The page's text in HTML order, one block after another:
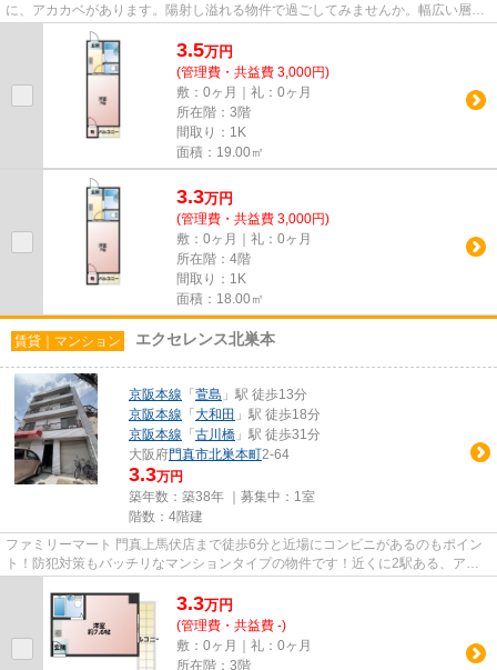
に、アカカベがあります。陽射し溢れる物件で過ごしてみませんか。幅広い層に
好評な、駅から徒歩10分に立地す...
3.5万円
(管理費・共益費 3,000円)
敷：0ヶ月｜礼：0ヶ月
所在階：3階
間取り：1K
面積：19.00㎡
3.3万円
(管理費・共益費 3,000円)
敷：0ヶ月｜礼：0ヶ月
所在階：4階
間取り：1K
面積：18.00㎡
賃貸｜マンション エクセレンス北巣本
京阪本線 「 萱島 」駅 徒歩13分
京阪本線 「 大和田 」駅 徒歩18分
京阪本線 「 古川橋 」駅 徒歩31分
大阪府門真市北巣本町2-64
3.3万円
築年数：築38年 ｜募集中： 1室
階数：4階建
ファミリーマート 門真上馬伏店まで徒歩6分と近場にコンビニがあるのもポイン
ト！防犯対策もバッチリなマンションタイプの物件です！近くに2駅ある、アク
3.3万円
(管理費・共益費 -)
敷：0ヶ月｜礼：0ヶ月
所在階：3階